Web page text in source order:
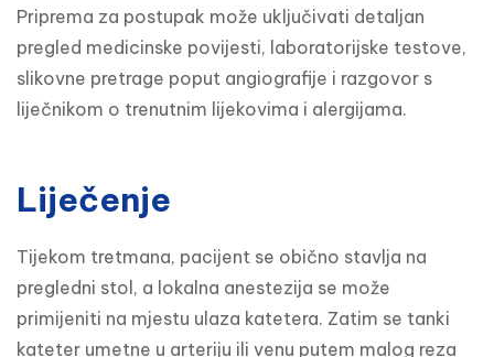
Priprema za postupak može uključivati detaljan
pregled medicinske povijesti, laboratorijske testove,
slikovne pretrage poput angiografije i razgovor s
liječnikom o trenutnim lijekovima i alergijama.
Liječenje
Tijekom tretmana, pacijent se obično stavlja na
pregledni stol, a lokalna anestezija se može
primijeniti na mjestu ulaza katetera. Zatim se tanki
kateter umetne u arteriju ili venu putem malog reza